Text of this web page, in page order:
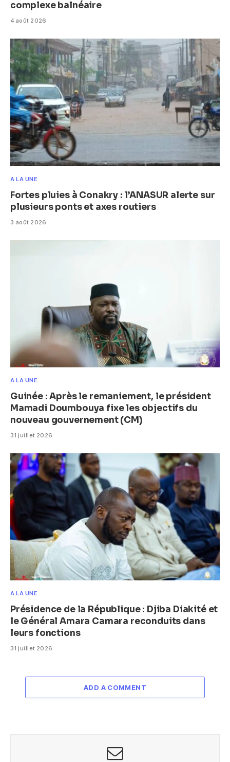
complexe balnéaire
4 août 2026
A LA UNE
Fortes pluies à Conakry : l’ANASUR alerte sur
plusieurs ponts et axes routiers
3 août 2026
A LA UNE
Guinée : Après le remaniement, le président
Mamadi Doumbouya fixe les objectifs du
nouveau gouvernement (CM)
31 juillet 2026
A LA UNE
Présidence de la République : Djiba Diakité et
le Général Amara Camara reconduits dans
leurs fonctions
31 juillet 2026
ADD A COMMENT